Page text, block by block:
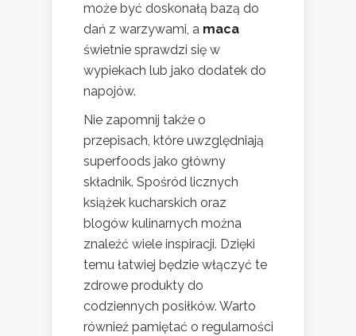
może być doskonałą bazą do
dań z warzywami, a maca
świetnie sprawdzi się w
wypiekach lub jako dodatek do
napojów.
Nie zapomnij także o
przepisach, które uwzględniają
superfoods jako główny
składnik. Spośród licznych
książek kucharskich oraz
blogów kulinarnych można
znaleźć wiele inspiracji. Dzięki
temu łatwiej będzie włączyć te
zdrowe produkty do
codziennych posiłków. Warto
również pamiętać o regularności